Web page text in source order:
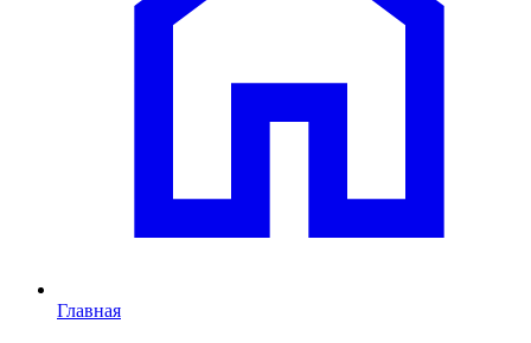
Главная